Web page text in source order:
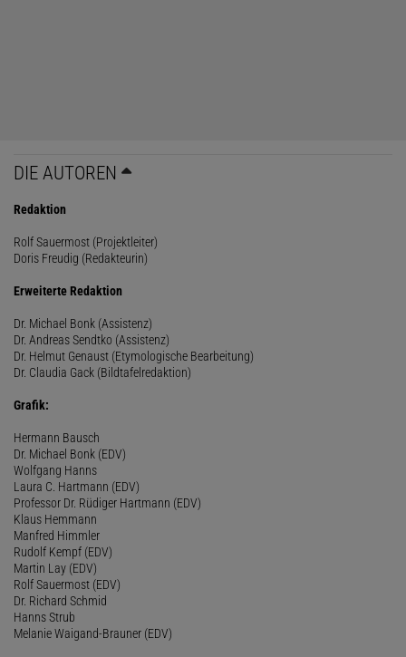
DIE AUTOREN
Redaktion
Rolf Sauermost (Projektleiter)
Doris Freudig (Redakteurin)
Erweiterte Redaktion
Dr. Michael Bonk (Assistenz)
Dr. Andreas Sendtko (Assistenz)
Dr. Helmut Genaust (Etymologische Bearbeitung)
Dr. Claudia Gack (Bildtafelredaktion)
Grafik:
Hermann Bausch
Dr. Michael Bonk (EDV)
Wolfgang Hanns
Laura C. Hartmann (EDV)
Professor Dr. Rüdiger Hartmann (EDV)
Klaus Hemmann
Manfred Himmler
Rudolf Kempf (EDV)
Martin Lay (EDV)
Rolf Sauermost (EDV)
Dr. Richard Schmid
Hanns Strub
Melanie Waigand-Brauner (EDV)